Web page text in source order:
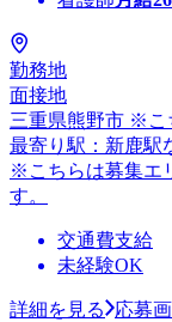
勤務地
面接地
三重県熊野市 ※こ
最寄り駅：新鹿駅
※こちらは募集エ
す。
交通費支給
未経験OK
詳細を見る
応募